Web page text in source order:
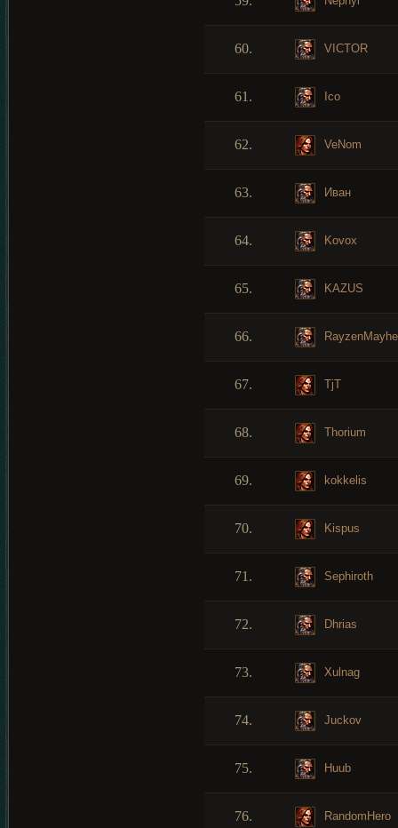
60. VICTOR
61. Ico
62. VeNom
63. Иван
64. Kovox
65. KAZUS
66.
67. TjT
68. Thorium
69. kokkelis
70. Kispus
71. Sephiroth
72. Dhrias
73. Xulnag
74. Juckov
75. Huub
76. RandomHero